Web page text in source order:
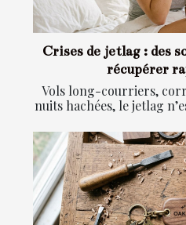
Crises de jetlag : des
récupérer
Vols long-courriers,
nuits hachées, le jetlag